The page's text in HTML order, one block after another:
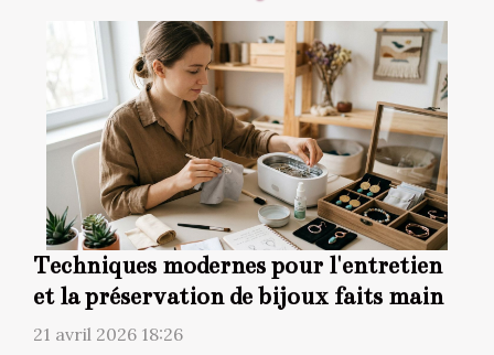
Techniques modernes pour l'entretien
et la préservation de bijoux faits main
21 avril 2026 18:26